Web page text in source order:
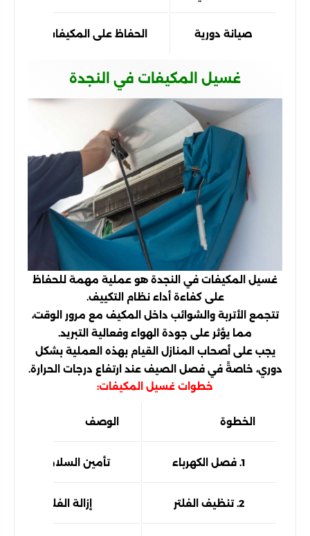
صيانة دورية الحفاظ على المكيفات تعمل
غسيل المكيفات في النجدة
غسيل المكيفات في النجدة هو عملية مهمة للحفاظ
على كفاءة أداء نظام التكييف.
تتجمع الأتربة والشوائب داخل المكيف مع مرور الوقت،
مما يؤثر على جودة الهواء وفعالية التبريد.
يجب على أصحاب المنازل القيام بهذه العملية بشكل
دوري، خاصةً في فصل الصيف عند ارتفاع درجات الحرارة.
خطوات غسيل المكيفات:
الخطوة الوصف
1. فصل الكهرباء تأمين السلامة قبل
2. تنظيف الفلتر إزالة الفلتر وغسله